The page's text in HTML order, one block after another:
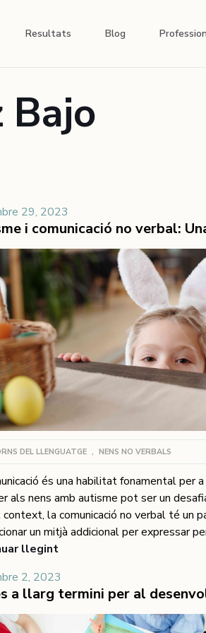
Resultats Blog
29, 2023
DEL LLENGUATGE , NENS NO VERBALS
és una habilitat fonamental per
als nens amb autisme pot ser un
la comunicació no verbal té un
un mitjà addicional per expressar
i necessitats. En aquest article,
i la processen. Comunicació no
La comunicació no verbal inclou
gestos, postures, to de veu i
llegint
2, 2023